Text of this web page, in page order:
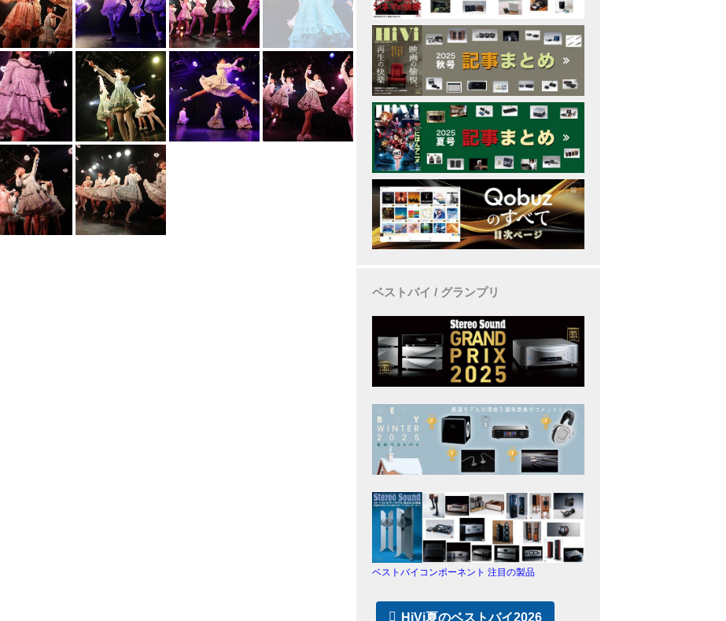
ベストバイ / グランプリ
ベストバイコンポーネント 注目の製品
HiVi夏のベストバイ2026